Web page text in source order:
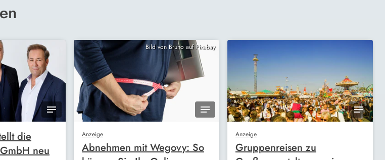
die
neu
Bild von Bruno auf Pixabay
Anzeige
Abnehmen mit Wegovy: So
Anzeige
Gruppenreisen zu